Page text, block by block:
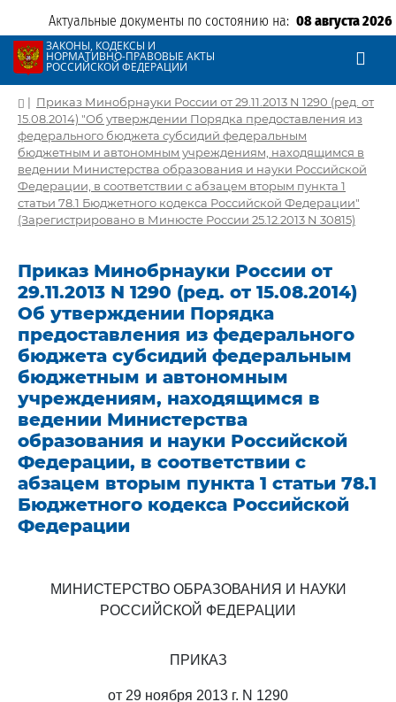
Актуальные документы по состоянию на: 08 августа 2026
ЗАКОНЫ, КОДЕКСЫ И
НОРМАТИВНО-ПРАВОВЫЕ АКТЫ
РОССИЙСКОЙ ФЕДЕРАЦИИ
| Приказ Минобрнауки России от 29.11.2013 N 1290 (ред. от
15.08.2014) "Об утверждении Порядка предоставления из
федерального бюджета субсидий федеральным
бюджетным и автономным учреждениям, находящимся в
ведении Министерства образования и науки Российской
Федерации, в соответствии с абзацем вторым пункта 1
статьи 78.1 Бюджетного кодекса Российской Федерации"
(Зарегистрировано в Минюсте России 25.12.2013 N 30815)
Приказ Минобрнауки России от
29.11.2013 N 1290 (ред. от 15.08.2014)
Об утверждении Порядка
предоставления из федерального
бюджета субсидий федеральным
бюджетным и автономным
учреждениям, находящимся в
ведении Министерства
образования и науки Российской
Федерации, в соответствии с
абзацем вторым пункта 1 статьи 78.1
Бюджетного кодекса Российской
Федерации
МИНИСТЕРСТВО ОБРАЗОВАНИЯ И НАУКИ
РОССИЙСКОЙ ФЕДЕРАЦИИ
ПРИКАЗ
от 29 ноября 2013 г. N 1290